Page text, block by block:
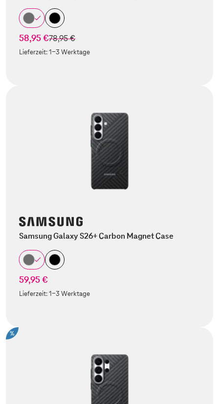
58,95 €statt
78,95 €
Lieferzeit:1-3 Werktage
Samsung Galaxy S26+ Carbon Magnet Case
59,95 €
Lieferzeit:1-3 Werktage
%